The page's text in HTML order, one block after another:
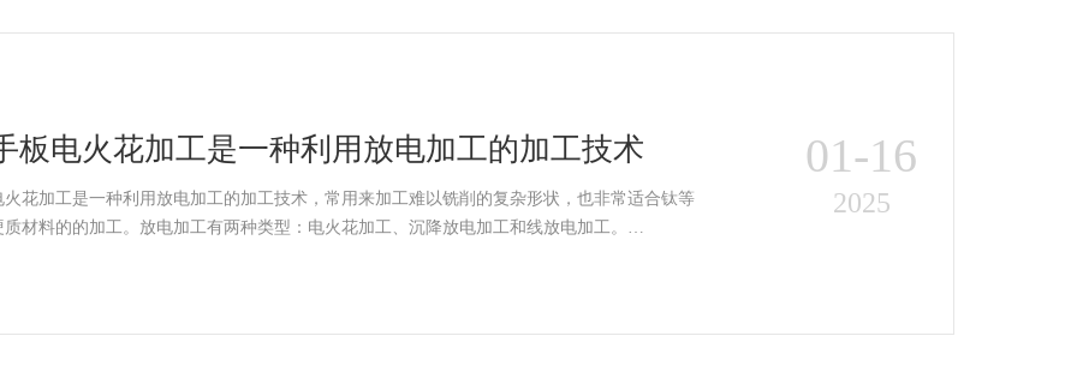
板电火花加工是一种利用放电加工的加工技术
火花加工是一种利用放电加工的加工技术，常用来加工难以铣削的复杂形状，也非常适合钛等
质材料的的加工。放电加工有两种类型：电火花加工、沉降放电加工和线放电加工。…
01-16
2025